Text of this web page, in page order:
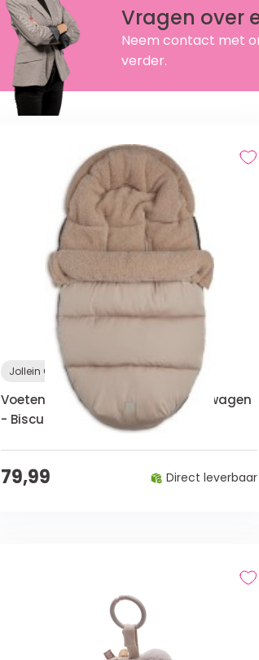
Vragen over
Neem contact met
verder.
Jollein Outlet
Voetenzak voor Buggy & Wandelwagen
- Biscuit
79,99 Direct leverbaar